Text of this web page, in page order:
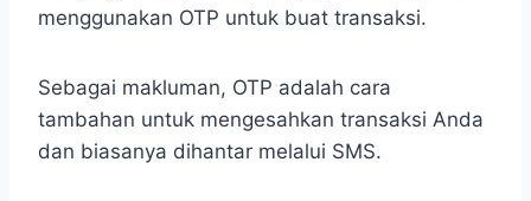
menggunakan OTP untuk buat transaksi.
Sebagai makluman, OTP adalah cara
tambahan untuk mengesahkan transaksi Anda
dan biasanya dihantar melalui SMS.